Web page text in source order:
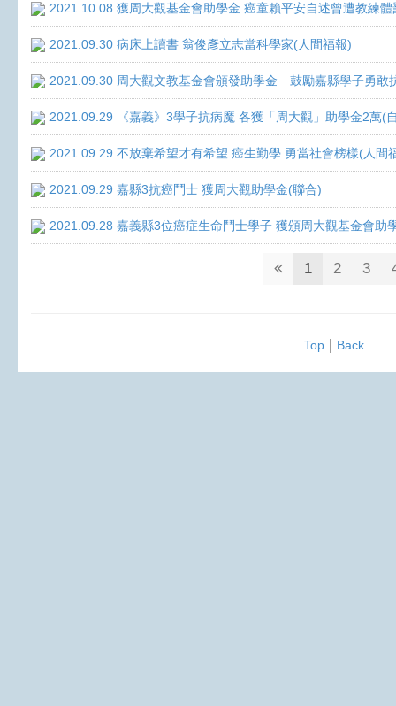
2021.10.08 獲周大觀基金會助學金 癌童賴平安自述曾遭教練體
2021.09.30 病床上讀書 翁俊彥立志當科學家(人間福報)
2021.09.30 周大觀文教基金會頒發助學金 鼓勵嘉縣學子勇敢
2021.09.29 《嘉義》3學子抗病魔 各獲「周大觀」助學金2萬(
2021.09.29 不放棄希望才有希望 癌生勤學 勇當社會榜樣(人間
2021.09.29 嘉縣3抗癌鬥士 獲周大觀助學金(聯合)
2021.09.28 嘉義縣3位癌症生命鬥士學子 獲頒周大觀基金會助
1 2 3
Top| Back